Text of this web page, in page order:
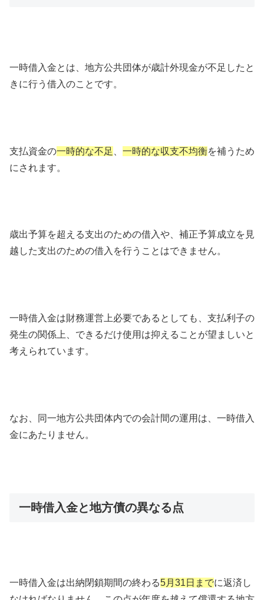
一時借入金とは、地方公共団体が歳計外現金が不足したと
きに行う借入のことです。
支払資金の一時的な不足 一時的な収支不均衡を補うため
にされます。
歳出予算を超える支出のための借入や、補正予算成立を見
越した支出のための借入を行うことはできません。
一時借入金は財務運営上必要であるとしても、支払利子の
発生の関係上、できるだけ使用は抑えることが望ましいと
考えられています。
なお、同一地方公共団体内での会計間の運用は、一時借入
金にあたりません。
一時借入金と地方債の異なる点
一時借入金は出納閉鎖期間の終わる5月31日までに返済し